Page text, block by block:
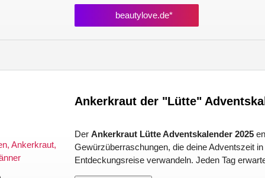
beautylove.de*
Ankerkraut der "Lütte"
DerAnkerkraut Lütte Adventskalender 2025
Gewürzüberraschungen, die deine Adventszeit
Entdeckungsreise verwandeln. Jeden Tag